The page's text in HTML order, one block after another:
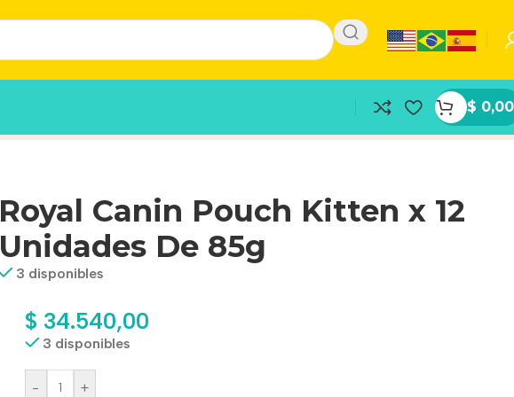
$ 0,00
Royal Canin Pouch Kitten x 12
Unidades De 85g
3 disponibles
$ 34.540,00
3 disponibles
- +